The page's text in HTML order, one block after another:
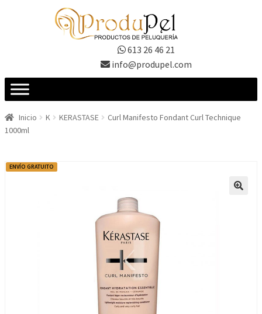
613 26 46 21
info@produpel.com
Inicio K KERASTASE
Curl Manifesto Fondant Curl Technique
1000ml
ENVÍO GRATUITO